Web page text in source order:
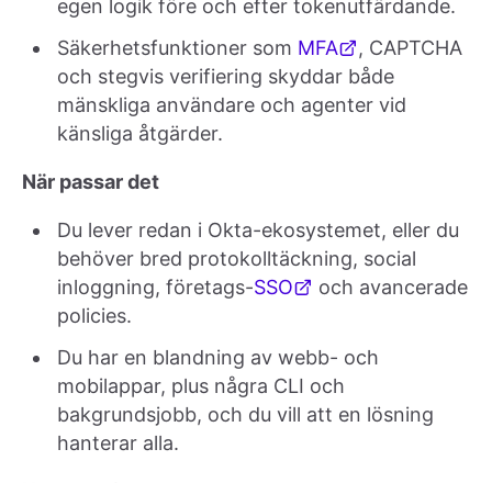
egen logik före och efter tokenutfärdande.
Säkerhetsfunktioner som MFA
, CAPTCHA
och stegvis verifiering skyddar både
mänskliga användare och agenter vid
känsliga åtgärder.
När passar det
Du lever redan i Okta-ekosystemet, eller du
behöver bred protokolltäckning, social
inloggning, företags-SSO
och avancerade
policies.
Du har en blandning av webb- och
mobilappar, plus några CLI och
bakgrundsjobb, och du vill att en lösning
hanterar alla.